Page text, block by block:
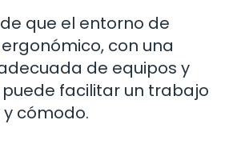
que el entorno de
con una
de equipos y
puede facilitar un trabajo
cómodo.